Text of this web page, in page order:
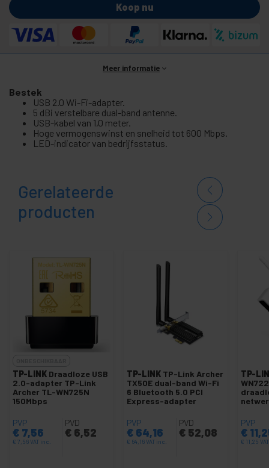
Koop nu
Meer informatie
Bestek
USB 2.0 Wi-Fi-adapter.
5 dBi verstelbare dual-band antenne.
USB-kabel van 1,0 meter.
Hoge vermogenswinst en snelheid tot 600 Mbps.
LED-indicator van bedrijfsstatus.
Gerelateerde
producten
TP-LINK Draadloze USB
2.0-adapter TP-Link
Archer TL-WN725N
150Mbps
PVP
€ 7,56
€ 7,56VAT inc.
PVD
€6,52
TP-LINK TP-Link Archer
TX50E dual-band Wi-Fi
6 Bluetooth 5.0 PCI
Express-adapter
PVP
€ 64,16
€ 64,16VAT inc.
PVD
€52,08
TP-
PVP
€
€ 11,25